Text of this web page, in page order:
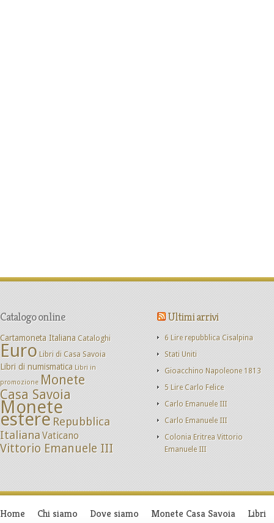
Catalogo online
Cartamoneta Italiana Cataloghi
Euro Libri di Casa Savoia
Libri di numismatica Libri in
promozione Monete
Casa Savoia
Monete
estere Repubblica
ItalianaVaticano
Vittorio Emanuele III
Ultimi arrivi
6 Lire repubblica Cisalpina
Stati Uniti
Gioacchino Napoleone 1813
5 Lire Carlo Felice
Carlo Emanuele III
Carlo Emanuele III
Colonia Eritrea Vittorio
Emanuele III
Home Chi siamo Dove siamo Monete Casa Savoia Libri